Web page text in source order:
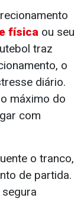
física ou seu
traz
o
diário.
máximo do
com
o tranco,
de partida.